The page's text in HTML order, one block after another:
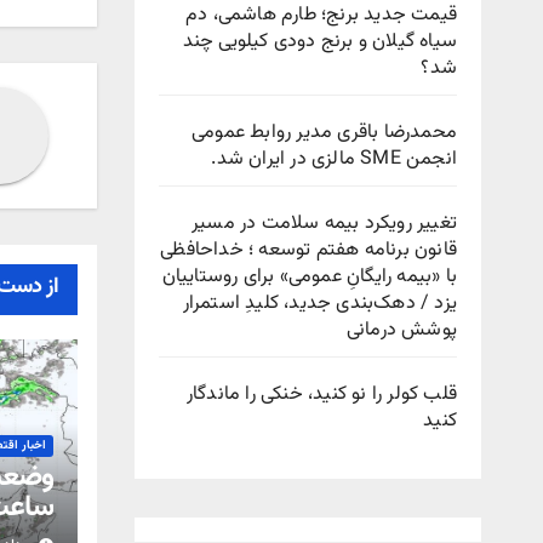
قیمت جدید برنج؛ طارم هاشمی، دم
سیاه گیلان و برنج دودی کیلویی چند
شد؟
محمدرضا باقری مدیر روابط عمومی
انجمن SME مالزی در ایران شد.
تغییر رویکرد بیمه سلامت در مسیر
قانون برنامه هفتم توسعه ؛ خداحافظی
با «بیمه رایگانِ عمومی» برای روستاییان
یزد / دهک‌بندی جدید، کلیدِ استمرار
پوشش درمانی
قلب کولر را نو کنید، خنکی را ماندگار
کنید
از
اخبار